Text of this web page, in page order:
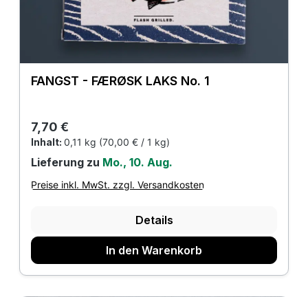
FANGST - FÆRØSK LAKS No. 1
Regulärer Preis:
7,70 €
Inhalt: 0,11 kg (70,00 € / 1 kg)
Lieferung zu Mo., 10. Aug.
Preise inkl. MwSt. zzgl. Versandkosten
Details
In den Warenkorb